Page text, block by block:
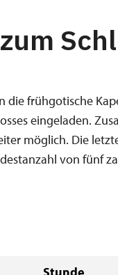
die frühgotische
eingeladen.
möglich. Die
von fünf